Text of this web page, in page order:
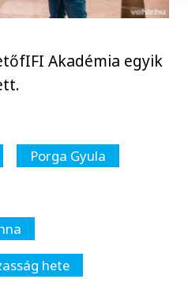
Akadémia egyik
Porga Gyula
hete